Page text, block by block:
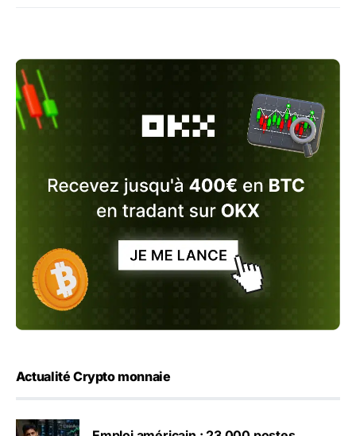
Actualité Crypto monnaie